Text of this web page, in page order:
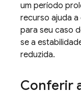
um período
recurso ajuda
para seu caso
se a
reduzida.
Conferir